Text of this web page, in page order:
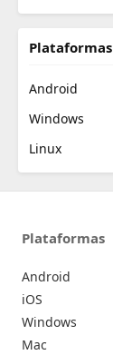
Plataformas
Android
Windows
Linux
Plataformas
Android
iOS
Windows
Mac